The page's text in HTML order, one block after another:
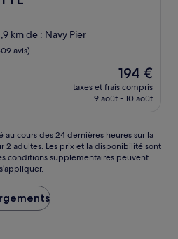
km de : Navy Pier
avis)
Le
nouveau
prix
194 €
194 €
taxes et frais compris
9 août - 10 août
au cours des 24 dernières heures sur la
2 adultes. Les prix et la disponibilité sont
conditions supplémentaires peuvent
s’appliquer.